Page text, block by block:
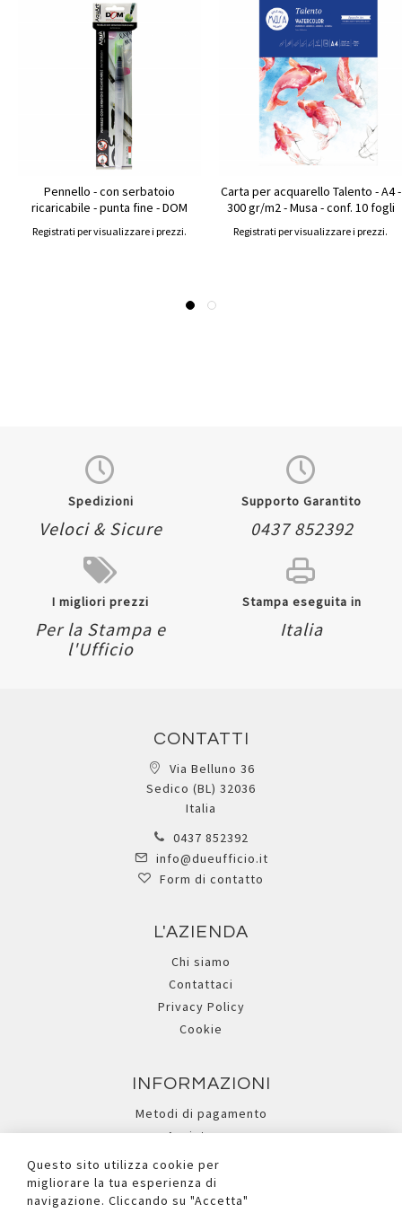
Pennello - con serbatoio
ricaricabile - punta fine - DOM
Registrati per visualizzare i prezzi.
Carta per acquarello Talento - A4 -
300 gr/m2 - Musa - conf. 10 fogli
Registrati per visualizzare i prezzi.
Spedizioni
Veloci & Sicure
Supporto Garantito
0437 852392
I migliori prezzi
Per la Stampa e
l'Ufficio
Stampa eseguita in
Italia
CONTATTI
Via Belluno 36
Sedico (BL) 32036
Italia
0437 852392
info@dueufficio.it
Form di contatto
L'AZIENDA
Chi siamo
Contattaci
Privacy Policy
Cookie
INFORMAZIONI
Metodi di pagamento
Assistenza
Ricerca avanzata
Questo sito utilizza cookie per
migliorare la tua esperienza di
navigazione. Cliccando su "Accetta"